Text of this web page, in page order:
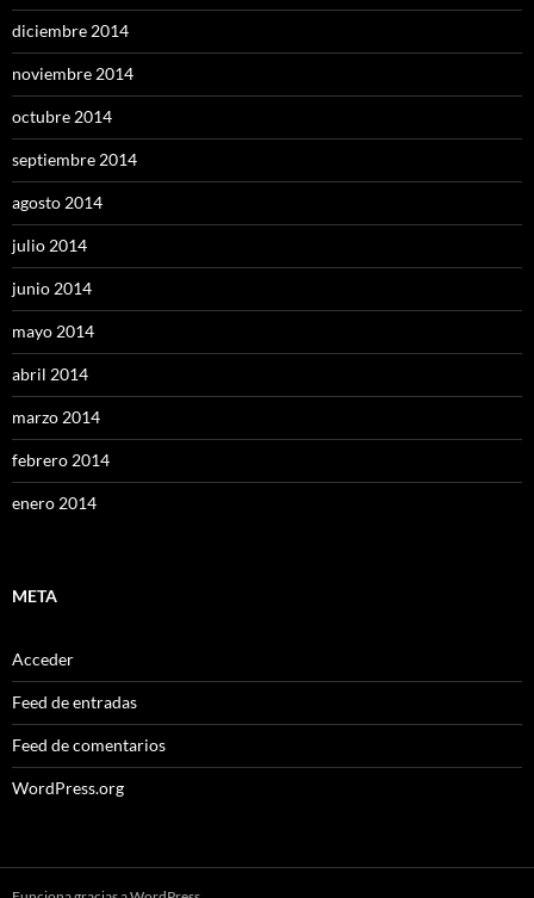
diciembre 2014
noviembre 2014
octubre 2014
septiembre 2014
agosto 2014
julio 2014
junio 2014
mayo 2014
abril 2014
marzo 2014
febrero 2014
enero 2014
META
Acceder
Feed de entradas
Feed de comentarios
WordPress.org